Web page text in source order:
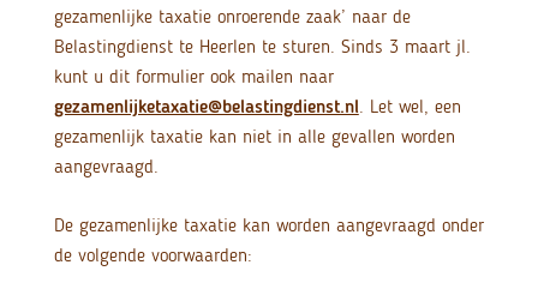
gezamenlijke taxatie onroerende zaak’ naar de
Belastingdienst te Heerlen te sturen. Sinds 3 maart jl.
kunt u dit formulier ook mailen naar
gezamenlijketaxatie@belastingdienst.nl. Let wel, een
gezamenlijk taxatie kan niet in alle gevallen worden
aangevraagd.
De gezamenlijke taxatie kan worden aangevraagd onder
de volgende voorwaarden: